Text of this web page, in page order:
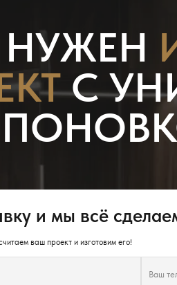
С
и мы всё
ваш проект и изготовим его!